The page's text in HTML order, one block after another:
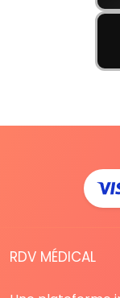
RDV MÉDICAL